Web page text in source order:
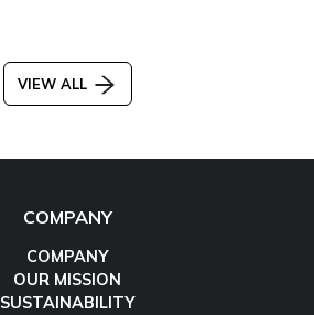
VIEW ALL
COMPANY
COMPANY
OUR MISSION
SUSTAINABILITY